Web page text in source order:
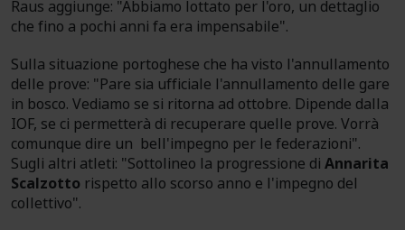
Raus aggiunge: "Abbiamo lottato per l'oro, un dettaglio
che fino a pochi anni fa era impensabile".
Sulla situazione portoghese che ha visto l'annullamento
delle prove: "Pare sia ufficiale l'annullamento delle gare
in bosco. Vediamo se si ritorna ad ottobre. Dipende dalla
IOF, se ci permetterà di recuperare quelle prove. Vorrà
comunque dire un bell'impegno per le federazioni".
Sugli altri atleti: "Sottolineo la progressione di Annarita
Scalzotto rispetto allo scorso anno e l'impegno del
collettivo".